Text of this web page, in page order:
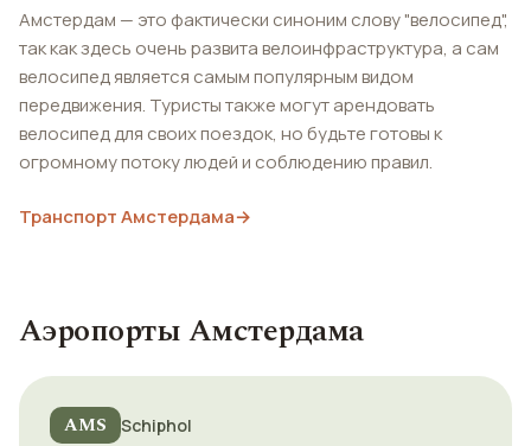
Амстердам — это фактически синоним слову "велосипед",
так как здесь очень развита велоинфраструктура, а сам
велосипед является самым популярным видом
передвижения. Туристы также могут арендовать
велосипед для своих поездок, но будьте готовы к
огромному потоку людей и соблюдению правил.
Транспорт Амстердама→
Аэропорты Амстердама
AMS Schiphol